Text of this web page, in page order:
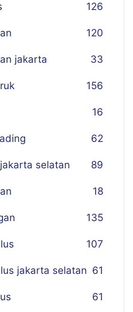
126
120
jakarta 33
156
16
62
selatan 89
18
135
107
jakarta selatan 61
61